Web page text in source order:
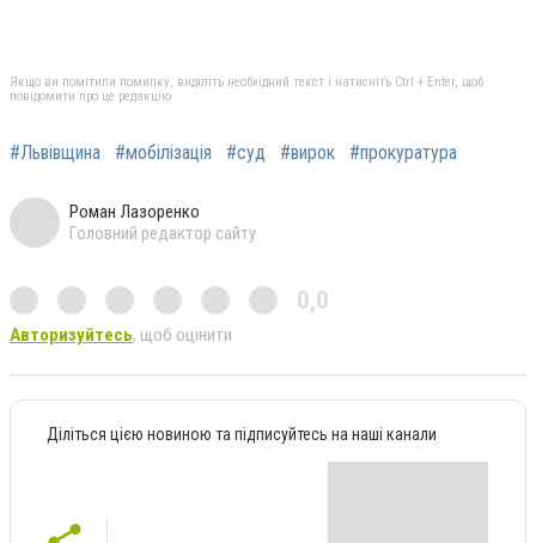
Якщо ви помітили помилку, виділіть необхідний текст і натисніть Ctrl + Enter, щоб
повідомити про це редакцію
#Львівщина #мобілізація #суд #вирок #прокуратура
Роман Лазоренко
Головний редактор сайту
0,0
Авторизуйтесь, щоб оцінити
Діліться цією новиною та підписуйтесь на наші канали